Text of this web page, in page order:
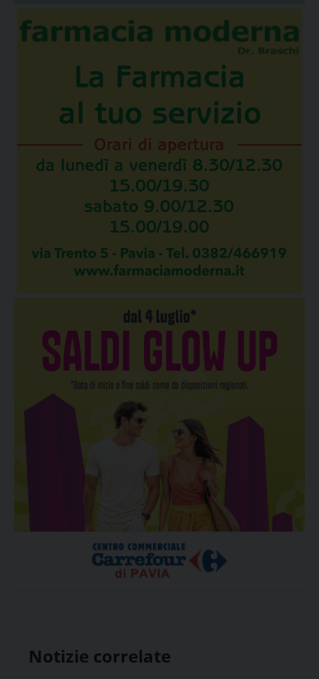
Notizie correlate